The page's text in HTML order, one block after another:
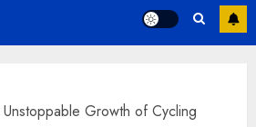
Growth of Cycling